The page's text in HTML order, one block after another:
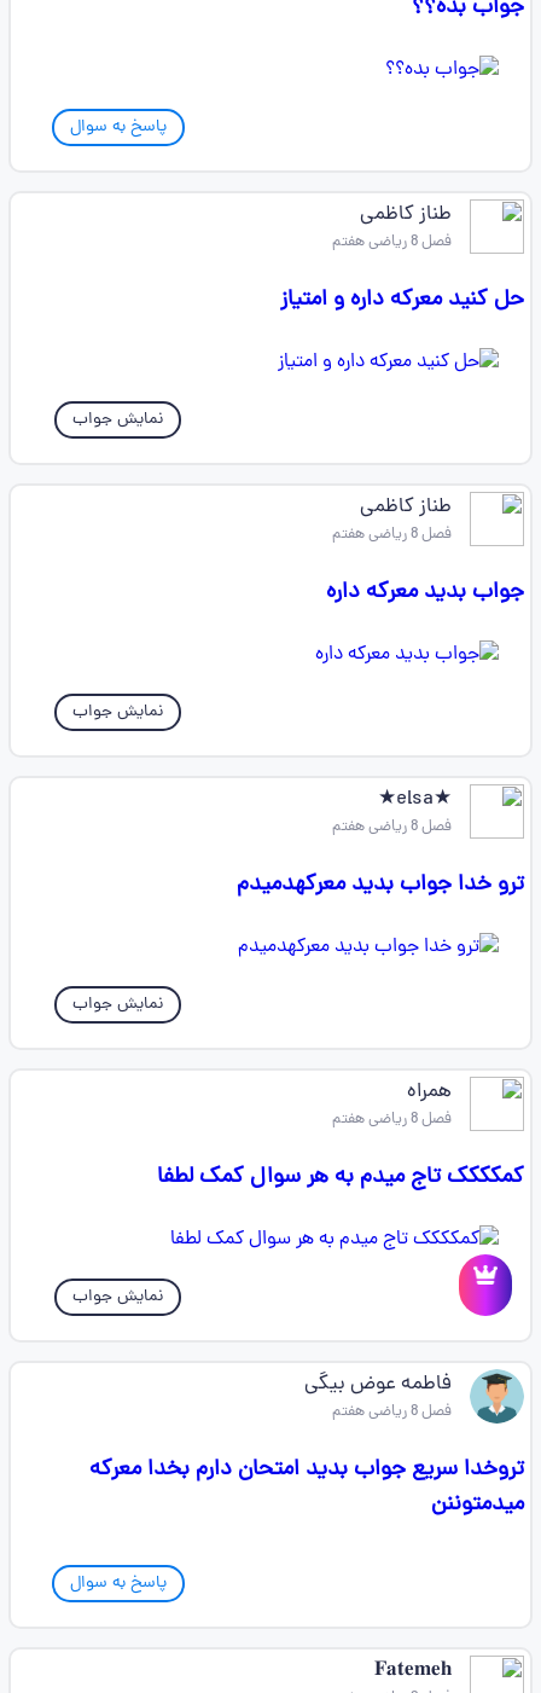
جواب بده؟؟
پاسخ به سوال
طناز کاظمی
فصل 8 ریاضی هفتم
حل کنید معرکه داره و امتیاز
نمایش جواب
طناز کاظمی
فصل 8 ریاضی هفتم
جواب بدید معرکه داره
نمایش جواب
★elsa★
فصل 8 ریاضی هفتم
ترو خدا جواب بدید معرکهدمیدم
نمایش جواب
همراه
فصل 8 ریاضی هفتم
کمکککک تاج میدم به هر سوال کمک لطفا
نمایش جواب
فاطمه عوض بیگی
فصل 8 ریاضی هفتم
تروخدا سریع جواب بدید امتحان دارم بخدا معرکه
میدمتوننن
پاسخ به سوال
𝐅𝐚𝐭𝐞𝐦𝐞𝐡